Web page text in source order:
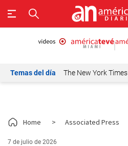
Temas del día The New York Times
Home > Associated Press
7 de julio de 2026